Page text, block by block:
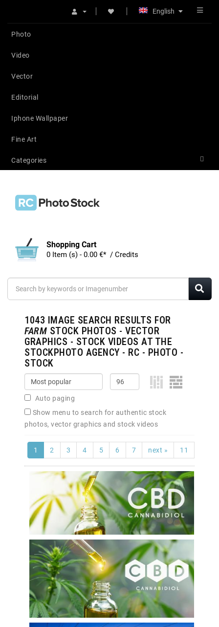
English
Photo
Video
Vector
Editorial
Iphone Wallpaper
Fine Art
Categories
Shopping Cart
0 Item (s) - 0.00 €* / Credits
1043 IMAGE SEARCH RESULTS FOR
FARM STOCK PHOTOS - VECTOR
GRAPHICS - STOCK VIDEOS AT THE
STOCKPHOTO AGENCY - RC - PHOTO -
STOCK
Auto paging
Show menu to search for authentic stock
photos, vector graphics and stock videos
1 2 3 4 5 6 7 next » 11